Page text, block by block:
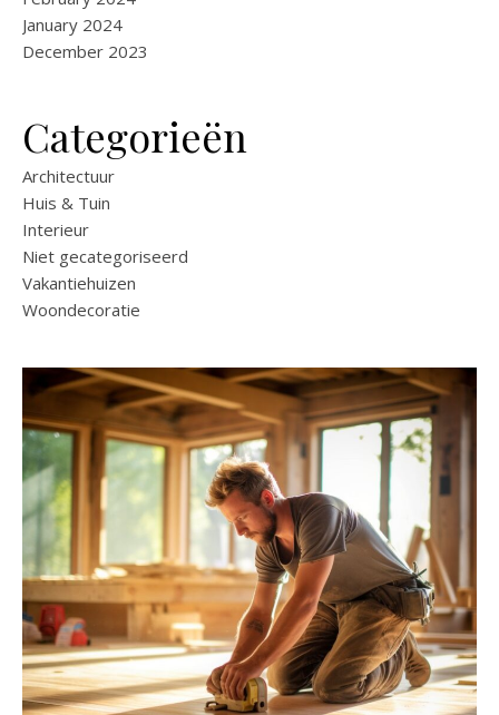
January 2024
December 2023
Categorieën
Architectuur
Huis & Tuin
Interieur
Niet gecategoriseerd
Vakantiehuizen
Woondecoratie